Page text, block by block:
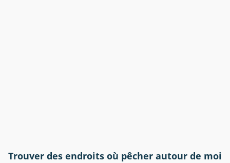
Trouver des endroits où pêcher autour de moi